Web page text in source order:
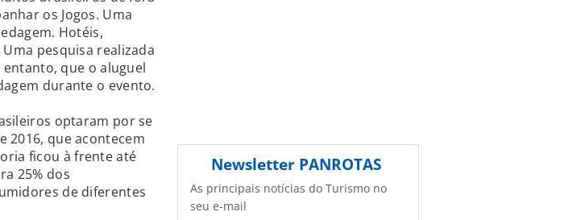
os Jogos. Uma
Hotéis,
pesquisa realizada
que o aluguel
durante o evento.
optaram por se
2016, que acontecem
ficou à frente até
25% dos
de diferentes
Newsletter PANROTAS
As principais notícias do Turismo no
seu e-mail